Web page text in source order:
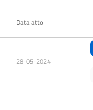
Data atto
28-05-2024